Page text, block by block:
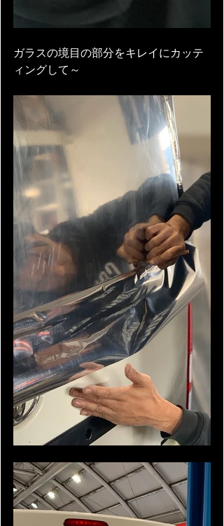
ガラスの境目の部分をキレイにカッテ
ィングして～